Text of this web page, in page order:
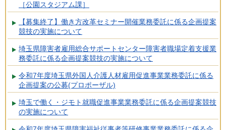
［公園スタジアム課］
【募集終了】働き方改革セミナー開催業務委託に係る企画提案
競技の実施について
埼玉県障害者雇用総合サポートセンター障害者職場定着支援業
務委託に係る企画提案競技の実施について
令和7年度埼玉県外国人介護人材雇用促進事業業務委託に係る
企画提案の公募(プロポーザル)
埼玉で働く・ジモト就職促進事業業務委託に係る企画提案競技
の実施について